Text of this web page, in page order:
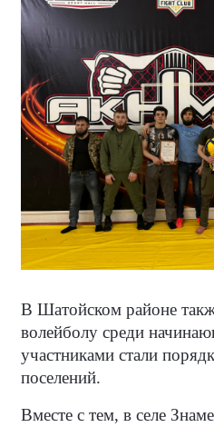
В Шатойском районе
волейболу среди
участниками стали
поселений.
Вместе с тем, в селе